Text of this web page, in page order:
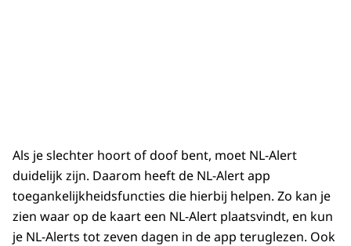
Als je slechter hoort of doof bent, moet NL-Alert
duidelijk zijn. Daarom heeft de NL-Alert app
toegankelijkheidsfuncties die hierbij helpen. Zo kan je
zien waar op de kaart een NL-Alert plaatsvindt, en kun
je NL-Alerts tot zeven dagen in de app teruglezen. Ook